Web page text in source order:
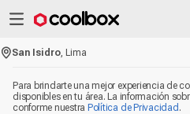
San Isidro ,Lima
Para brindarte una mejor experiencia de
disponibles en tu área. La información
conforme nuestra Política de Privacidad .